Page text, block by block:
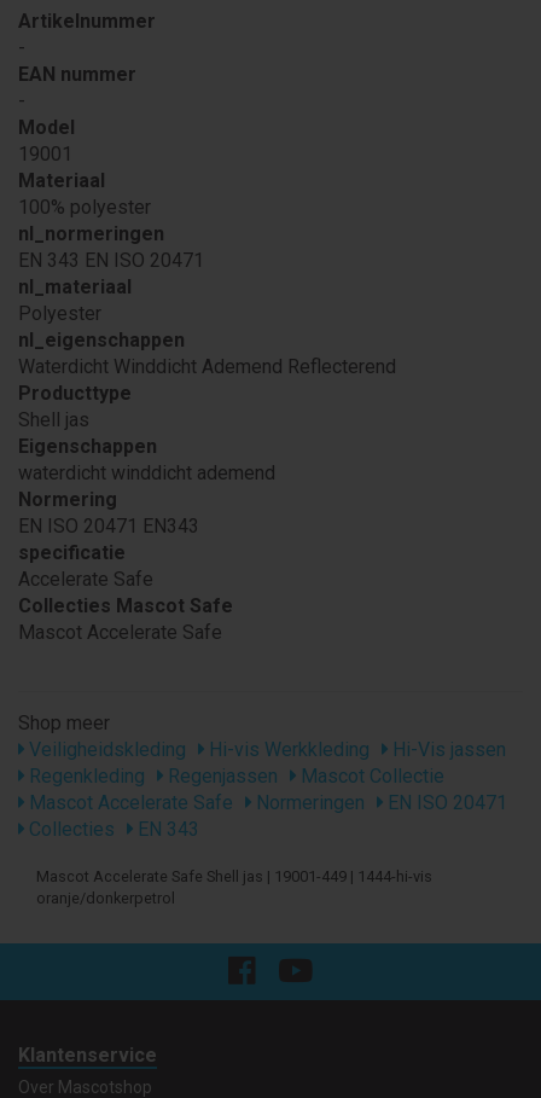
Artikelnummer
-
EAN nummer
-
Model
19001
Materiaal
100% polyester
nl_normeringen
EN 343 EN ISO 20471
nl_materiaal
Polyester
nl_eigenschappen
Waterdicht Winddicht Ademend Reflecterend
Producttype
Shell jas
Eigenschappen
waterdicht winddicht ademend
Normering
EN ISO 20471 EN343
specificatie
Accelerate Safe
Collecties Mascot Safe
Mascot Accelerate Safe
Shop meer
Veiligheidskleding
Hi-vis Werkkleding
Hi-Vis jassen
Regenkleding
Regenjassen
Mascot Collectie
Mascot Accelerate Safe
Normeringen
EN ISO 20471
Collecties
EN 343
Mascot Accelerate Safe Shell jas | 19001-449 | 1444-hi-vis
oranje/donkerpetrol
Klantenservice
Over Mascotshop